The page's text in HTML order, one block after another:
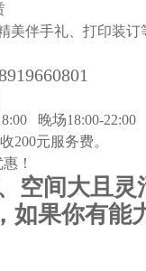
精美伴手礼、打印装订
晚场
200
！
空间大且
如果你有能